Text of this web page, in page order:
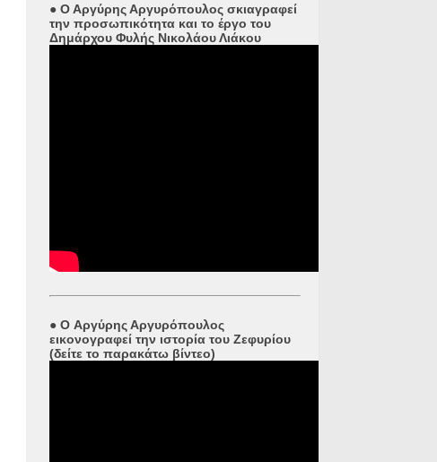
● Ο Αργύρης Αργυρόπουλος σκιαγραφεί
την προσωπικότητα και το έργο του
Δημάρχου Φυλής Νικολάου Λιάκου
● O Αργύρης Αργυρόπουλος
εικονογραφεί την ιστορία του Ζεφυρίου
(δείτε το παρακάτω βίντεο)